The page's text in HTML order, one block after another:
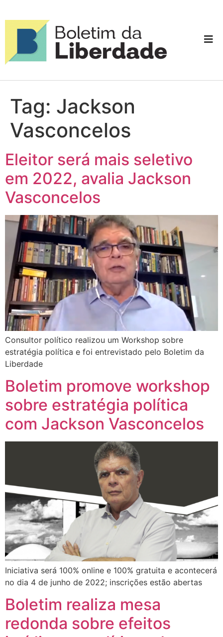
Tag: Jackson
Vasconcelos
Eleitor será mais seletivo
em 2022, avalia Jackson
Vasconcelos
Consultor político realizou um Workshop sobre
estratégia política e foi entrevistado pelo Boletim da
Liberdade
Boletim promove workshop
sobre estratégia política
com Jackson Vasconcelos
Iniciativa será 100% online e 100% gratuita e acontecerá
no dia 4 de junho de 2022; inscrições estão abertas
Boletim realiza mesa
redonda sobre efeitos